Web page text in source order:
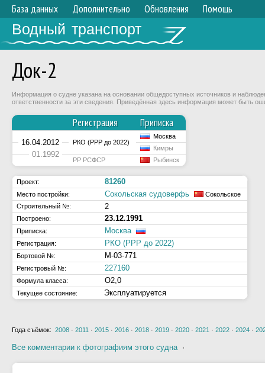
База данных Дополнительно Обновления Помощь
Водный транспорт
Док-2
Информация о судне указана на основании общедоступных источников и
ответственности за эти сведения. Приведённая здесь информация может быть
Регистрация Приписка
16.04.2012 РКО (РРР до 2022)
Москва
01.1992
Кимры
РР РСФСР
Рыбинск
Проект: 81260
Место постройки: Сокольская судоверфь
Сокольское
Строительный №:
2
Построено: 23.12.1991
Приписка: Москва
Регистрация: РКО (РРР до 2022)
Бортовой №: М-03-771
Регистровый №: 227160
Формула класса: О2,0
Текущее состояние: Эксплуатируется
Года съёмок: 2008 · 2011 · 2015 · 2016 · 2018 · 2019 · 2020 · 2021 · 2022 · 2024 ·
Все комментарии к фотографиям этого судна·